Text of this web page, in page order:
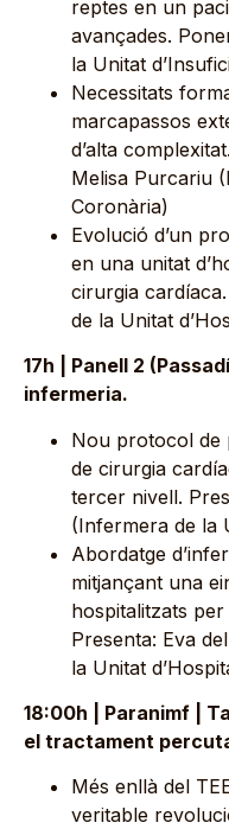
reptes en un
avançades.
la Unitat
Necessitats
marcapassos
d’alta
Melisa Purcariu
Coronària)
Evolució d’un
en una unitat
cirurgia
de la Unitat
17h | Panell 2
infermeria.
Nou protocol de
de cirurgia
tercer nivell.
(Infermera de la
Abordatge
mitjançant una
hospitalitzats
Presenta: Eva
la Unitat
18:00h | Paranimf |
el tractament
Més enllà del
veritable